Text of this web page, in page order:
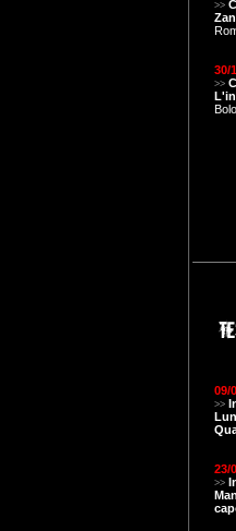
>>
30/
>>
09/
>>
23/
>>